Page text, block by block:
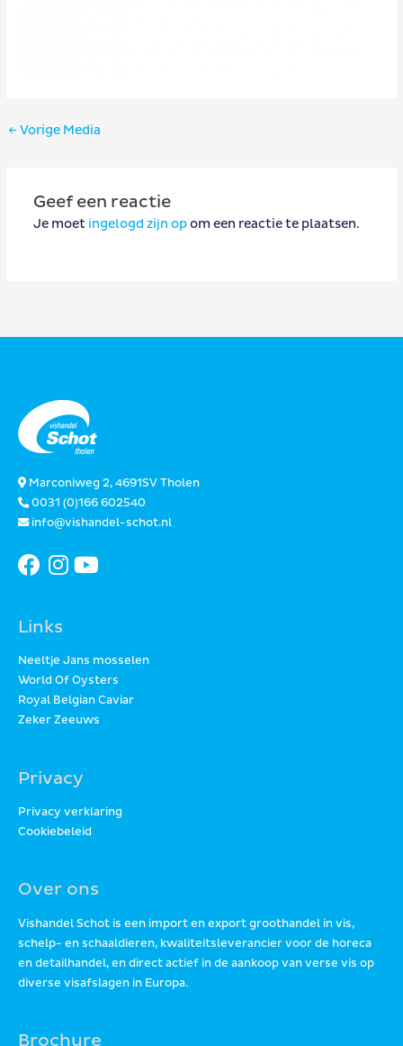
Bericht
← Vorige Media
Geef een reactie
Je moet ingelogd zijn opom een reactie te plaatsen.
Marconiweg 2, 4691SV Tholen
0031 (0)166 602540
info@vishandel-schot.nl
Links
Neeltje Jans mosselen
World Of Oysters
Royal Belgian Caviar
Zeker Zeeuws
Privacy
Privacy verklaring
Cookiebeleid
Over ons
Vishandel Schot is een import en export groothandel in vis,
schelp- en schaaldieren, kwaliteitsleverancier voor de horeca
en detailhandel, en direct actief in de aankoop van verse vis op
diverse visafslagen in Europa.
Brochure